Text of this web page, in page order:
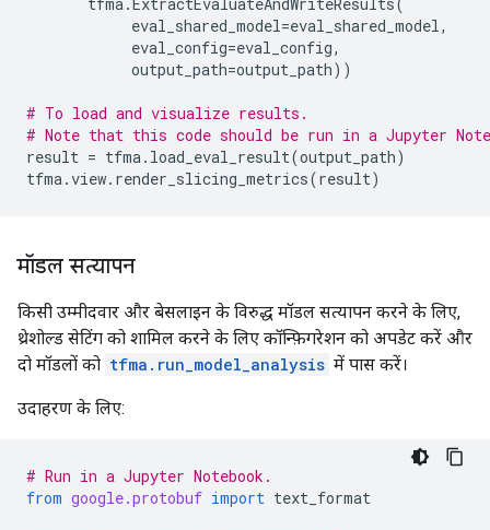
eval_shared_model=eval_shared_model,
eval_config=eval_config,
output_path=output_path))
# To load and visualize results.
# Note that this code should be run in a Jupyter
result = tfma. load_eval_result(output_path)
tfma.view. render_slicing_metrics(result)
मॉडल सत्यापन
किसी उम्मीदवार और बेसलाइन के विरुद्ध मॉडल सत्यापन करने के लिए,
थ्रेशोल्ड सेटिंग को शामिल करने के लिए कॉन्फ़िगरेशन को अपडेट करें और
दो मॉडलों को tfma.run_model_analysis में पास करें।
उदाहरण के लिए:
# Run in a Jupyter Notebook.
from google.protobuf import text_format